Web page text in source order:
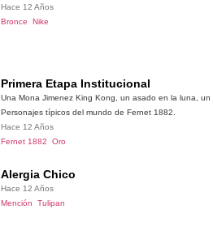
Hace 12 Años
Bronce
Nike
Primera Etapa Institucional
Una Mona Jimenez King Kong, un asado en la luna,
Personajes típicos del mundo de Fernet 1882.
Hace 12 Años
Fernet 1882
Oro
Alergia Chico
Hace 12 Años
Mención
Tulipan